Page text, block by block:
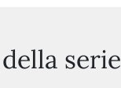
serie